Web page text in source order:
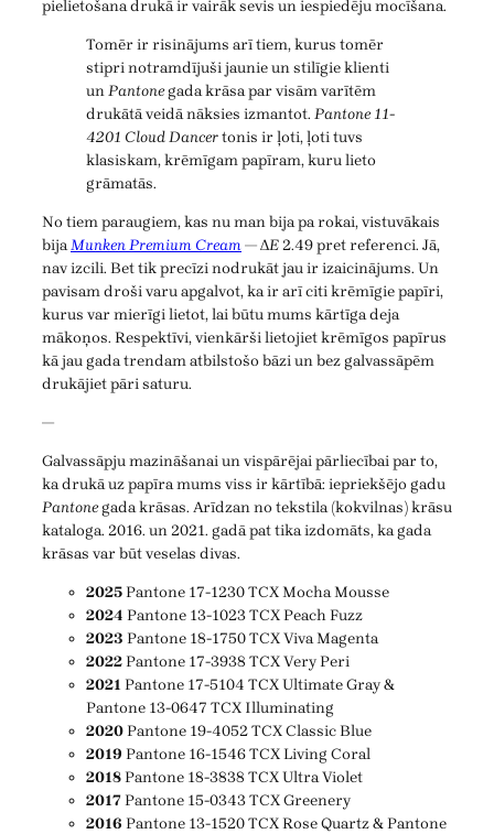
pielietošana drukā ir vairāk sevis un iespiedēju mocīšana.
Tomēr ir risinājums arī tiem, kurus tomēr
stipri notramdījuši jaunie un stilīgie klienti
unPantonegada krāsa par visām varītēm
drukātā veidā nāksies izmantot. Pantone 11-
4201 Cloud Dancertonis ir ļoti, ļoti tuvs
klasiskam, krēmīgam papīram, kuru lieto
grāmatās.
No tiem paraugiem, kas nu man bija pa rokai, vistuvākais
bijaMunken Premium Cream— ΔE2.49 pret referenci. Jā,
nav izcili. Bet tik precīzi nodrukāt jau ir izaicinājums. Un
pavisam droši varu apgalvot, ka ir arī citi krēmīgie papīri,
kurus var mierīgi lietot, lai būtu mums kārtīga deja
mākoņos. Respektīvi, vienkārši lietojiet krēmīgos papīrus
kā jau gada trendam atbilstošo bāzi un bez galvassāpēm
drukājiet pāri saturu.
—
Galvassāpju mazināšanai un vispārējai pārliecībai par to,
ka drukā uz papīra mums viss ir kārtībā: iepriekšējo gadu
Pantonegada krāsas. Arīdzan no tekstila (kokvilnas) krāsu
kataloga. 2016. un 2021. gadā pat tika izdomāts, ka gada
krāsas var būt veselas divas.
2025Pantone 17-1230 TCX Mocha Mousse
2024 Pantone 13-1023 TCX Peach Fuzz
2023 Pantone 18-1750 TCX Viva Magenta
2022Pantone 17-3938 TCX Very Peri
2021Pantone 17-5104 TCX Ultimate Gray &
Pantone 13-0647 TCX Illuminating
2020Pantone 19-4052 TCX Classic Blue
2019 Pantone 16-1546 TCX Living Coral
2018Pantone 18-3838 TCX Ultra Violet
2017Pantone 15-0343 TCX Greenery
2016 Pantone 13-1520 TCX Rose Quartz & Pantone